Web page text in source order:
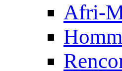
Afri-